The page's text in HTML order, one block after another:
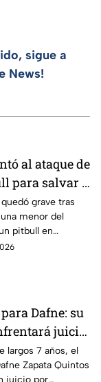
sigue a
News!
al ataque de
para salvar a
hoy lucha
en Zapopan
grave tras
menor del
pitbull en
víctima sufrió
Dafne: su
juicio
abuso
en 2019 en
largos 7 años, el
Zapata Quintos